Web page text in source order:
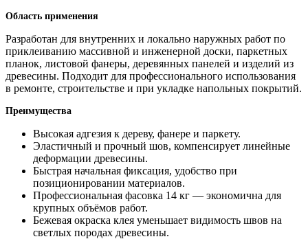
Область применения
Разработан для внутренних и локально наружных работ по
приклеиванию массивной и инженерной доски, паркетных
планок, листовой фанеры, деревянных панелей и изделий из
древесины. Подходит для профессионального использования
в ремонте, строительстве и при укладке напольных покрытий.
Преимущества
Высокая адгезия к дереву, фанере и паркету.
Эластичный и прочный шов, компенсирует линейные
деформации древесины.
Быстрая начальная фиксация, удобство при
позиционировании материалов.
Профессиональная фасовка 14 кг — экономична для
крупных объёмов работ.
Бежевая окраска клея уменьшает видимость швов на
светлых породах древесины.